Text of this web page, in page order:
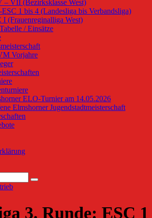
– VII (Bezirksklasse West)
ESC 1 bis 4 (Landesliga bis Verbandsliga)
I (Frauenreginalliga West)
/ Einsätze
Vorjahre
ELO-Turnier am 14.05.2026
Elmshorner Jugendstadtmeisterschaft
3. Runde: ESC